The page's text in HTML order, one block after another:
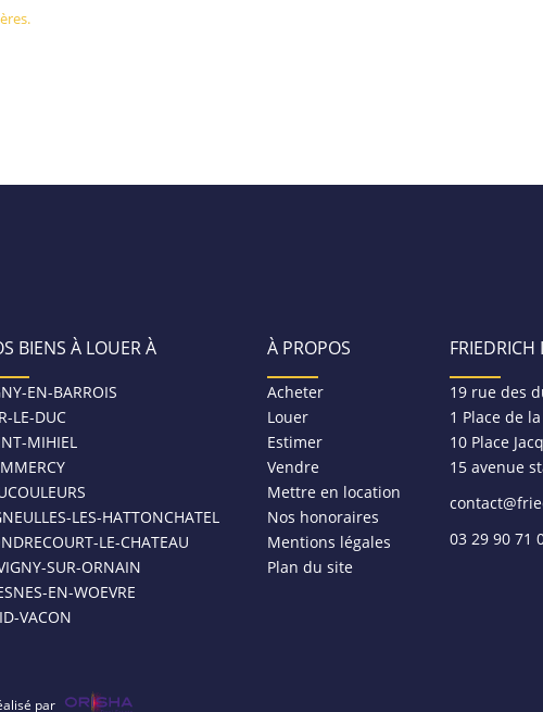
BIENS À LOUER À
EN-BARROIS
LE-DUC
MIHIEL
LES-HATTONCHATEL
LE-CHATEAU
SUR-ORNAIN
EN-WOEVRE
VACON
À PROPOS
Acheter
Louer
Estimer
Vendre
Mettre en location
Nos honoraires
Mentions légales
Plan du site
19 rue des
1 Place de
10 Place
15 avenue
03 29 90 71
par